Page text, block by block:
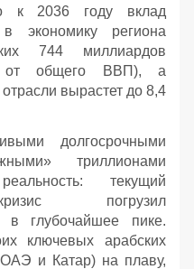
к 2036 году вклад
экономику региона
744 миллиардов
от общего ВВП), а
вырастет до 8,4
долгосрочными
триллионами
текущий
погрузил
в глубочайшее пике.
ключевых арабских
и Катар) на плаву,